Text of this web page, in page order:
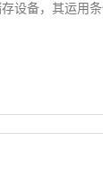
设备，其运用